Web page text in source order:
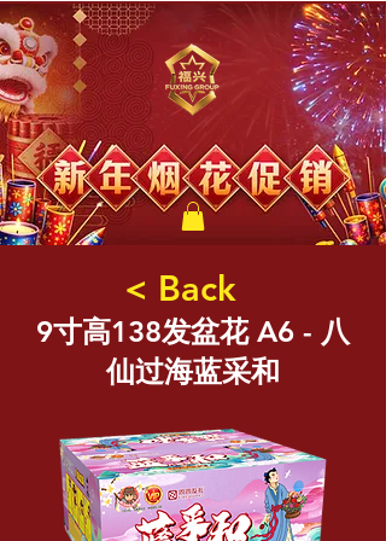
< Back
9寸高138发盆花 A6 - 八
仙过海蓝采和